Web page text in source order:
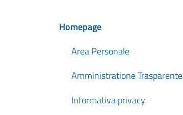
Homepage
Area Personale
Amministratione Trasparente
Informativa privacy